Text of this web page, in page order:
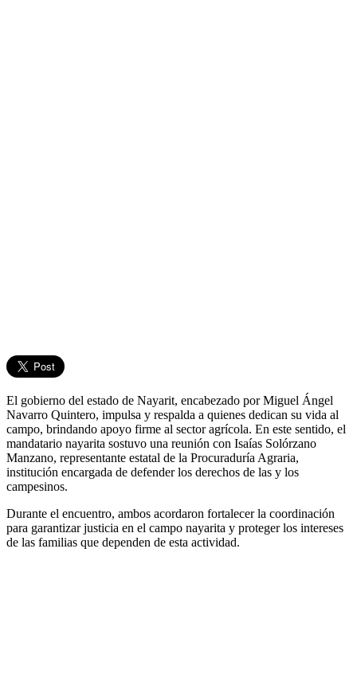
El gobierno del estado de Nayarit, encabezado por Miguel Ángel
Navarro Quintero, impulsa y respalda a quienes dedican su vida al
campo, brindando apoyo firme al sector agrícola. En este sentido, el
mandatario nayarita sostuvo una reunión con Isaías Solórzano
Manzano, representante estatal de la Procuraduría Agraria,
institución encargada de defender los derechos de las y los
campesinos.
Durante el encuentro, ambos acordaron fortalecer la coordinación
para garantizar justicia en el campo nayarita y proteger los intereses
de las familias que dependen de esta actividad.